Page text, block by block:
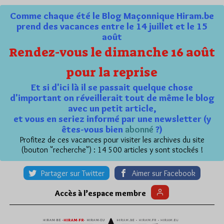
Comme chaque été le Blog Maçonnique Hiram.be
prend des vacances entre le 14 juillet et le 15
août
Rendez-vous le dimanche 16 août
pour la reprise
Et si d'ici là il se passait quelque chose
d'important on réveillerait tout de même le blog
avec un petit article,
et vous en seriez informé par une newsletter (y
êtes-vous bien abonné ?)
Profitez de ces vacances pour visiter les archives du site
(bouton "recherche") : 14 500 articles y sont stockés !
Partager sur Twitter Aimer sur Facebook
Accès à l’espace membre